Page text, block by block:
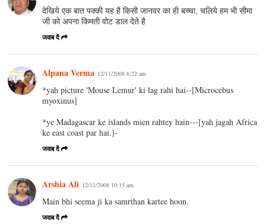
देखिये एक बात पक्की यह है किसी जानवर का ही बच्चा, चलिये हम भी सीमा
जी को अपना किमती वोट डाल देते है
जवाब दें
Alpana Verma 12/11/2008 6:22 am
*yah picture 'Mouse Lemur' ki lag rahi hai--[Microcebus
myoxinus]
*ye Madagascar ke islands mien rahtey hain---[yah jagah Africa
ke east coast par hai.]-
जवाब दें
Arshia Ali 12/11/2008 10:15 am
Main bhi seema ji ka samrthan kartee hoon.
जवाब दें